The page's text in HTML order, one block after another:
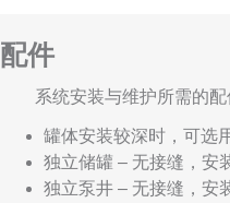
配件
系统安装与维护所需的配
罐体安装较深时，可选
独立储罐 – 无接缝，安
独立泵井 – 无接缝，安